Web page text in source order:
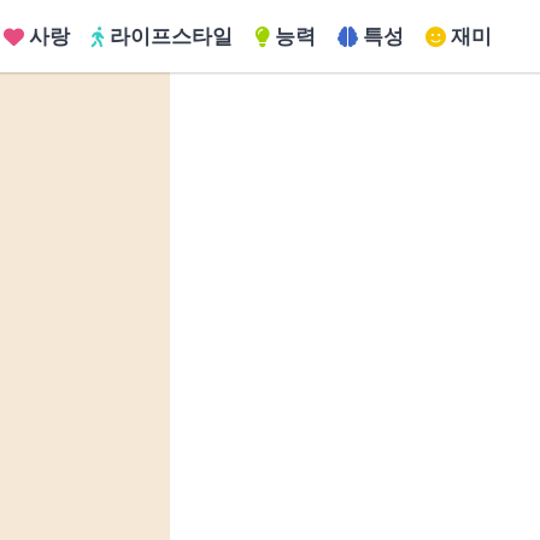
사랑 라이프스타일 능력 특성 재미